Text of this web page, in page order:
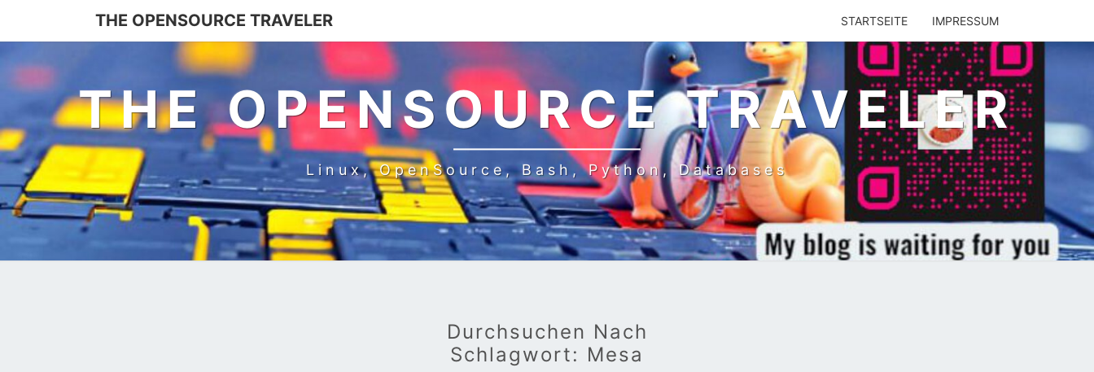
content
THE OPENSOURCE TRAVELER STARTSEITE IMPRESSUM
THE OPENSOURCE TRAVELER
Linux, OpenSource, Bash, Python, Databases
Durchsuchen Nach
Schlagwort: Mesa